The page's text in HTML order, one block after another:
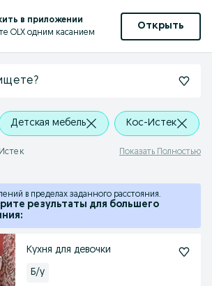
в приложении
OLX одним касанием
Открыть
Детская мебель Кос-Истек
Показать Полностью
в пределах заданного расстояния.
результаты для большего
Кухня для девочки
Б/у